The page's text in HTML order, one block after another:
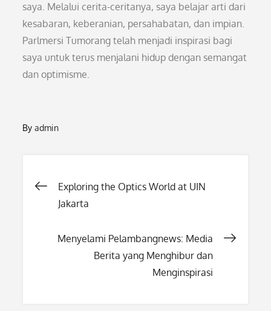
saya. Melalui cerita-ceritanya, saya belajar arti dari
kesabaran, keberanian, persahabatan, dan impian.
Parlmersi Tumorang telah menjadi inspirasi bagi
saya untuk terus menjalani hidup dengan semangat
dan optimisme.
Byadmin
Post
Exploring the Optics World at UIN
Jakarta
Menyelami Pelambangnews: Media
Berita yang Menghibur dan
Menginspirasi